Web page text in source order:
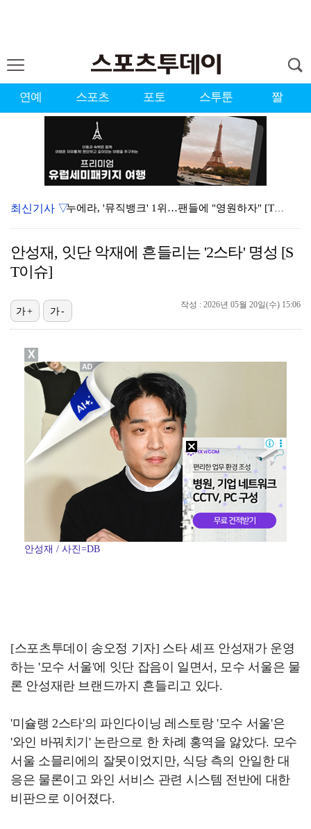
연예 스포츠 포토 스투툰 짤
누에라, '뮤직뱅크' 1위…팬들에 "영원하자" [TV캡…
대한축구협회의 '심판 성접대'…최악의 경우 런던 올림픽…
폭발까지 5분…안보현·정은채, 목숨 건 사투 시작(재벌…
대놓고 '심판 마사지'로 결재 받기도…최종 결재권자는 …
진세연, 전속계약 종료…FA 시장 나왔다 [공식]
'1라운드 115위' 김민별, 2라운드 7타 줄이며 7…
이강인, 아틀레티코 마드리드 첫 훈련 진행…9일 맨시티…
최신기사 ▽
안성재, 잇단 악재에 흔들리는 '2스타' 명성 [S
T이슈]
작성 : 2026년 05월 20일(수) 15:06
가+ 가-
안성재 / 사진=DB
[스포츠투데이 송오정 기자] 스타 셰프 안성재가 운영
하는 '모수 서울'에 잇단 잡음이 일면서, 모수 서울은 물
론 안성재란 브랜드까지 흔들리고 있다.
'미슐랭 2스타'의 파인다이닝 레스토랑 '모수 서울'은
'와인 바꿔치기' 논란으로 한 차례 홍역을 앓았다. 모수
서울 소믈리에의 잘못이었지만, 식당 측의 안일한 대
응은 물론이고 와인 서비스 관련 시스템 전반에 대한
비판으로 이어졌다.
X